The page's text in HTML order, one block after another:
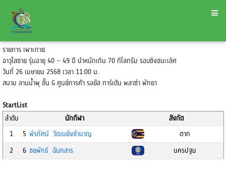
รายการ เพาะกาย
อาวุโสชาย รุ่นอายุ 40 – 49 ปี น้าหนักเกิน 70 กิโลกรัม รอบชิงชนะเลิศ
วันที่ 26 เมษายน 2568 เวลา 11:00 น.
สนาม ลานน้ำพุ ชั้น G ศูนย์การค้า รอยัล การ์เด้น พลาซ่า พัทยา
StartList
ลำดับ
นักกีฬา
สังกัด
1
5 พีรทัศน์ วัฒนยังชำนาญ
ตาก
2
6 ชยพัทธ์ ฉันทสาร นครปฐม